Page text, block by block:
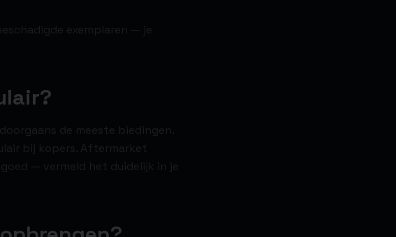
exemplaren — je
doorgaans de meeste biedingen.
bij kopers. Aftermarket
goed — vermeld het duidelijk in je